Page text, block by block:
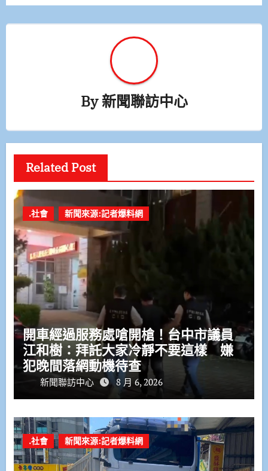
By新聞聯訪中心
Related Post
.社會 新聞來源:記者爆料網
開車經過服務處嗆開槍！台中市議員
江和樹：拜託大家冷靜不要這樣 嫌
犯晚間落網動機待查
新聞聯訪中心 8 月 6, 2026
.社會 新聞來源:記者爆料網